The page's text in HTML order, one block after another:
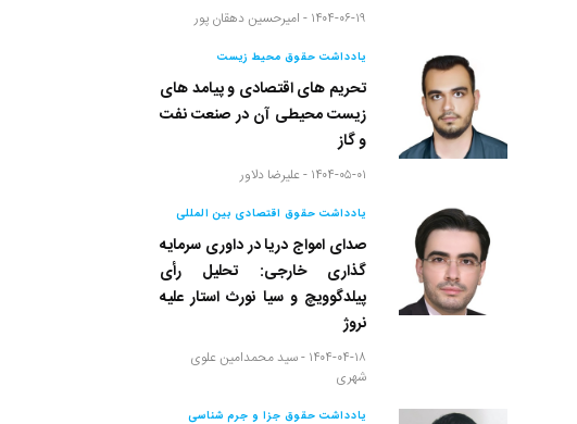
۱۴۰۴-۰۶-۱۹ - امیرحسین دهقان پور
یادداشت حقوق محیط زیست
تحریم های اقتصادی و پیامد های
زیست محیطی آن در صنعت نفت
و گاز
۱۴۰۴-۰۵-۰۱ - علیرضا دلاور
یادداشت حقوق اقتصادی بین المللی
صدای امواج دریا در داوری سرمایه
گذاری خارجی: تحلیل رأی
پیلدگوویچ و سیا نورث استار علیه
نروژ
۱۴۰۴-۰۴-۱۸ - سید محمدامین علوی
شهری
یادداشت حقوق جزا و جرم شناسی